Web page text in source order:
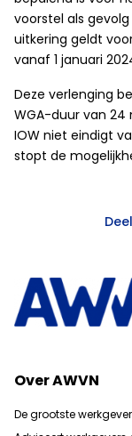
voorstel als
uitkering geldt
vanaf 1 januari
Deze verlenging
WGA-duur van
IOW niet eindigt
stopt de
Over AWVN
De grootste